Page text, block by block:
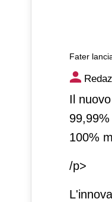
Fater
Fater
Il
100%
/p>